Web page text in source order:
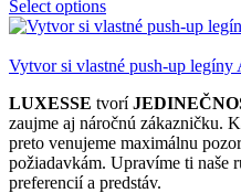
Select options
Vytvor si vlastné push-up
LUXESSE tvorí
zaujme aj náročnú zákazničku.
preto venujeme maximálnu
požiadavkám. Upravíme ti naše
preferencií a predstáv.